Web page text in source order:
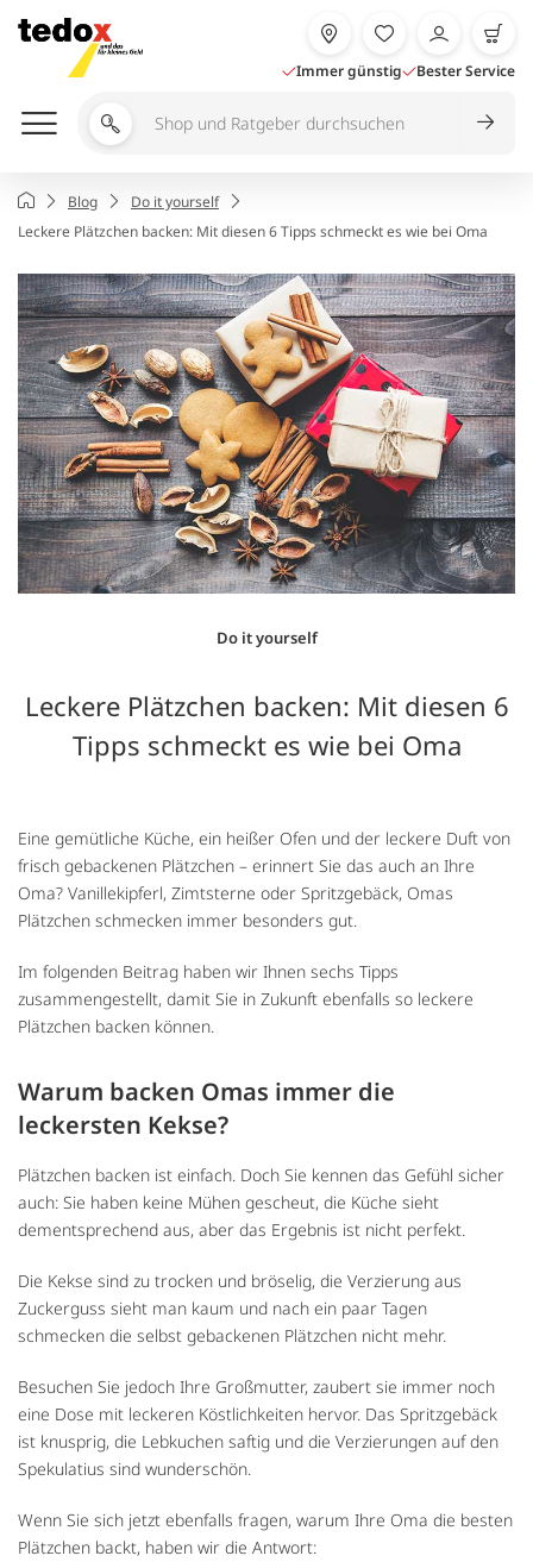
Inhalt
springen
Immer günstig Bester Service
Shop
Ratgeber
durchsuchen
Startseite
Blog
Do it yourself
Leckere Plätzchen backen: Mit diesen 6 Tipps schmeckt es wie bei Oma
Do it yourself
Leckere Plätzchen backen: Mit diesen 6
Tipps schmeckt es wie bei Oma
Eine gemütliche Küche, ein heißer Ofen und der leckere Duft von
frisch gebackenen Plätzchen – erinnert Sie das auch an Ihre
Oma? Vanillekipferl, Zimtsterne oder Spritzgebäck, Omas
Plätzchen schmecken immer besonders gut.
Im folgenden Beitrag haben wir Ihnen sechs Tipps
zusammengestellt, damit Sie in Zukunft ebenfalls so leckere
Plätzchen backen können.
Warum backen Omas immer die
leckersten Kekse?
Plätzchen backen ist einfach. Doch Sie kennen das Gefühl sicher
auch: Sie haben keine Mühen gescheut, die Küche sieht
dementsprechend aus, aber das Ergebnis ist nicht perfekt.
Die Kekse sind zu trocken und bröselig, die Verzierung aus
Zuckerguss sieht man kaum und nach ein paar Tagen
schmecken die selbst gebackenen Plätzchen nicht mehr.
Besuchen Sie jedoch Ihre Großmutter, zaubert sie immer noch
eine Dose mit leckeren Köstlichkeiten hervor. Das Spritzgebäck
ist knusprig, die Lebkuchen saftig und die Verzierungen auf den
Spekulatius sind wunderschön.
Wenn Sie sich jetzt ebenfalls fragen, warum Ihre Oma die besten
Plätzchen backt, haben wir die Antwort: